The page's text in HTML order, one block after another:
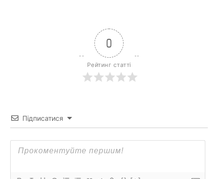
0
Рейтинг статті
Підписатися